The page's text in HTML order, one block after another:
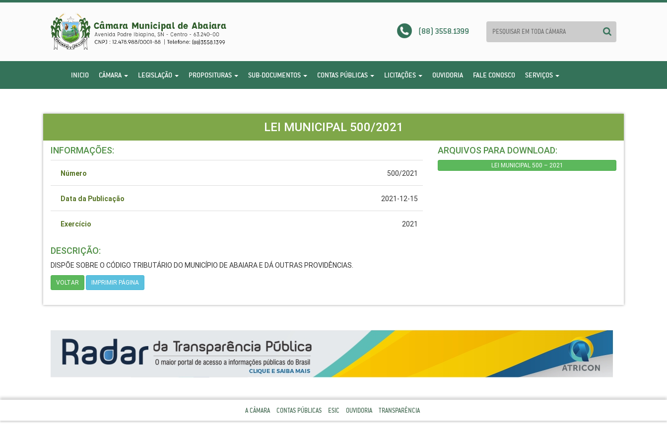
(88) 3558.1399
INICIO CÂMARA LEGISLAÇÃO PROPOSITURAS SUB-DOCUMENTOS CONTAS PÚBLICAS LICITAÇÕES OUVIDORIA FALE CONOSCO SERVIÇOS
LEI MUNICIPAL 500/2021
INFORMAÇÕES:
Número 500/2021
Data da Publicação 2021-12-15
Exercício 2021
DESCRIÇÃO:
DISPÕE SOBRE O CÓDIGO TRIBUTÁRIO DO MUNICÍPIO DE ABAIARA E DÁ OUTRAS PROVIDÊNCIAS.
VOLTAR IMPRIMIR PÁGINA
ARQUIVOS PARA DOWNLOAD:
LEI MUNICIPAL 500 – 2021
A CÂMARA CONTAS PÚBLICAS ESIC OUVIDORIA TRANSPARÊNCIA